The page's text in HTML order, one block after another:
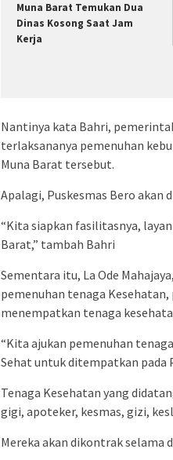
Muna Barat Temukan Dua
Dinas Kosong Saat Jam
Kerja
Nantinya kata Bahri,
terlaksananya pemenuhan
Muna Barat tersebut.
Apalagi, Puskesmas Bero akan
“Kita siapkan fasilitasnya,
Barat,” tambah Bahri
Sementara itu, La Ode
pemenuhan tenaga
menempatkan tenaga
“Kita ajukan pemenuhan
Sehat untuk ditempatkan pada
Tenaga Kesehatan yang
gigi, apoteker, kesmas, gizi,
Mereka akan dikontrak selama